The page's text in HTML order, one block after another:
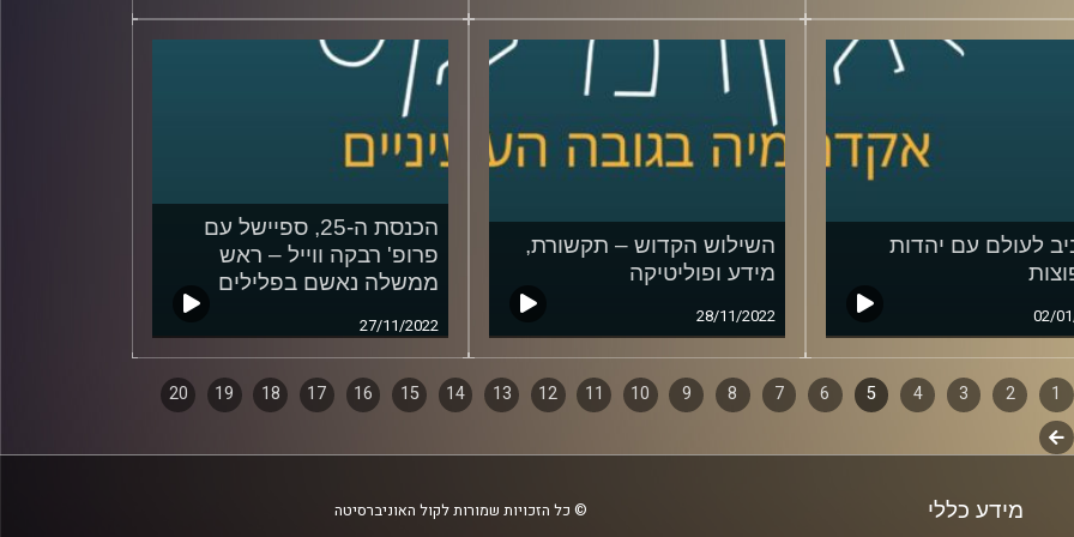
לעולם עם יהדות
02/
השילוש הקדוש – תקשורת,
מידע ופוליטיקה
28/11/2022
הכנסת ה-25, ספיישל עם
פרופ' רבקה ווייל – ראש
ממשלה נאשם בפלילים
27/11/2022
1
2
3
4
5
6
7
8
9
10
11
12
13
14
15
16
17
18
19
20
לשלב
מידע כללי © כל הזכויות שמורות לקול האוניברסיטה